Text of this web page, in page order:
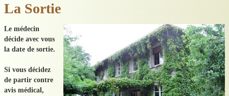
La Sortie
Le médecin
décide avec vous
la date de sortie.
Si vous décidez
de partir contre
avis médical,